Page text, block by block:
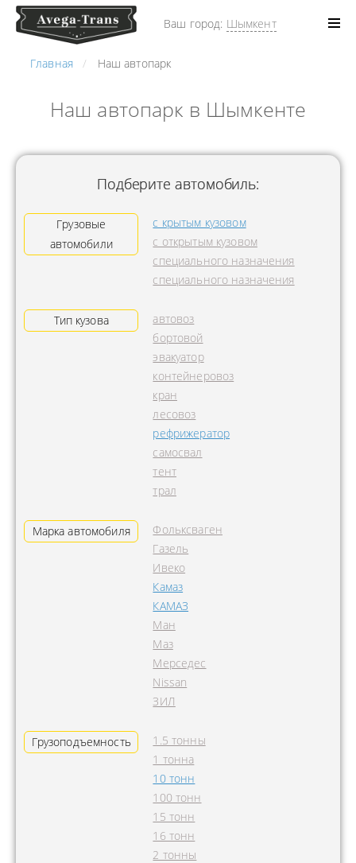
Ваш город: Шымкент
Главная Наш автопарк
Наш автопарк в Шымкенте
Подберите автомобиль:
Грузовые
автомобили
с крытым кузовом
с открытым кузовом
специального назначения
специального назначения
Тип кузова
автовоз
бортовой
эвакуатор
контейнеровоз
кран
лесовоз
рефрижератор
самосвал
тент
трал
Марка автомобиля
Фольксваген
Газель
Ивеко
Камаз
КАМАЗ
Ман
Маз
Мерседес
Nissan
ЗИЛ
Грузоподъемность
1.5 тонны
1 тонна
10 тонн
100 тонн
15 тонн
16 тонн
2 тонны